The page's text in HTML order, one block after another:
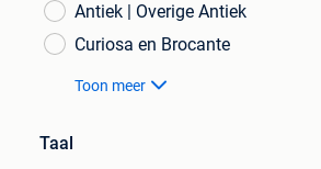
Antiek | Overige Antiek
Curiosa en Brocante
Toon meer
Taal